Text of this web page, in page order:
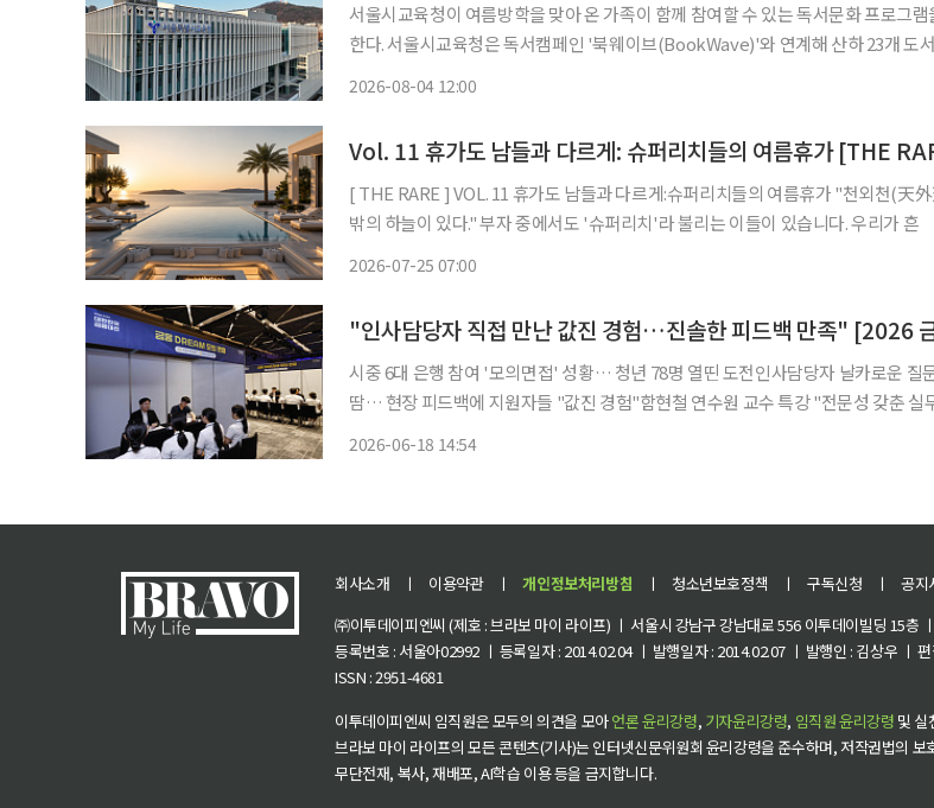
서울시교육청이 여름방학을 맞아 온 가족이 함께 참여할 수 있는 독서문화 프로그램
한다. 서울시교육청은 독서캠페인 '북웨이브(BookWave)'와 연계해 산하 23개 도서관과 평
2026-08-04 12:00
Vol. 11 휴가도 남들과 다르게: 슈퍼리치들의 여름휴가 [THE
[ THE RARE ] VOL. 11 휴가도 남들과 다르게:슈퍼리치들의 여름휴가 "천외천(天外天). 하늘
밖의 하늘이 있다." 부자 중에서도 '슈퍼리치'라 불리는 이들이 있습니다. 우리가 흔
2026-07-25 07:00
시중 6대 은행 참여 '모의면접' 성황… 청년 78명 열띤 도전인사담당자 날카로운 질
땀… 현장 피드백에 지원자들 "값진 경험"함현철 연수원 교수 특강 "전문성 갖춘 실
2026-06-18 14:54
회사소개 ㅣ 이용약관 ㅣ 개인정보처리방침 ㅣ 청소년보호정책 ㅣ 구독신청 ㅣ 공지
㈜이투데이피엔씨 (제호 : 브라보 마이 라이프) ㅣ 서울시 강남구 강남대로 556 이투데이빌딩 15층
등록번호 : 서울아02992 ㅣ 등록일자 : 2014.02.04 ㅣ 발행일자 : 2014.02.07 ㅣ 발행인 : 김상우 ㅣ
ISSN : 2951-4681
이투데이피엔씨 임직원은 모두의 의견을 모아언론 윤리강령, 기자윤리강령, 임직원 윤리강령 및 실
브라보 마이 라이프의 모든 콘텐츠(기사)는 인터넷신문위원회 윤리강령을 준수하며, 저작권법의 보
무단전재, 복사, 재배포, AI학습 이용 등을 금지합니다.